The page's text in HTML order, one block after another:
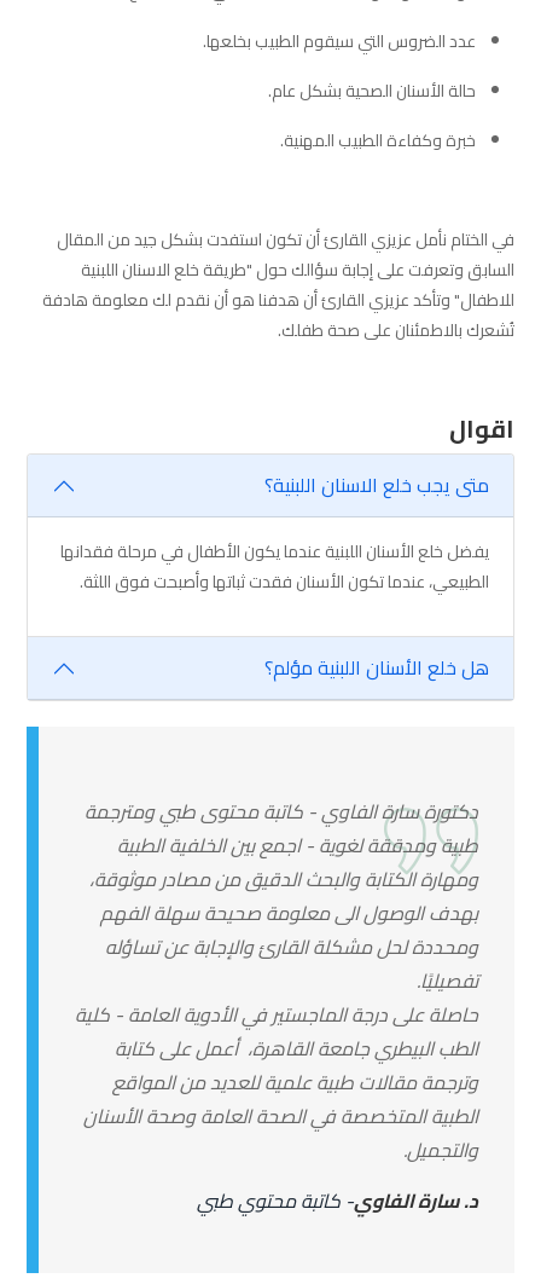
عدد الضروس التي سيقوم الطبيب بخلعها.
حالة الأسنان الصحية بشكل عام.
خبرة وكفاءة الطبيب المهنية.
في الختام نأمل عزيزي القارئ أن تكون استفدت بشكل جيد من المقال
السابق وتعرفت على إجابة سؤالك حول "طريقة خلع الاسنان اللبنية
للاطفال" وتأكد عزيزي القارئ أن هدفنا هو أن نقدم لك معلومة هادفة
تُشعرك بالاطمئنان على صحة طفلك.
اقوال
متى يجب خلع الاسنان اللبنية؟
يفضل خلع الأسنان اللبنية عندما يكون الأطفال في مرحلة فقدانها
الطبيعي، عندما تكون الأسنان فقدت ثباتها وأصبحت فوق اللثة.
هل خلع الأسنان اللبنية مؤلم؟
دكتورة سارة الفاوي - كاتبة محتوى طبي ومترجمة
طبية ومدققة لغوية - اجمع بين الخلفية الطبية
ومهارة الكتابة والبحث الدقيق من مصادر موثوقة،
بهدف الوصول الى معلومة صحيحة سهلة الفهم
ومحددة لحل مشكلة القارئ والإجابة عن تساؤله
تفصيليًا.
حاصلة على درجة الماجستير في الأدوية العامة - كلية
الطب البيطري جامعة القاهرة، أعمل على كتابة
وترجمة مقالات طبية علمية للعديد من المواقع
الطبية المتخصصة في الصحة العامة وصحة الأسنان
والتجميل.
د. سارة الفاوي- كاتبة محتوي طبي